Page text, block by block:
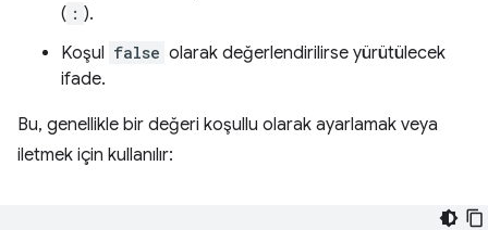
( : ).
Koşul false olarak değerlendirilirse yürütülecek
ifade.
Bu, genellikle bir değeri koşullu olarak ayarlamak veya
iletmek için kullanılır: